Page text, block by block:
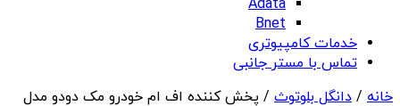
Adata
Bnet
خدمات کامپیوتری
تماس با مستر جانبی
خانه / دانگل بلوتوث / پخش کننده اف ام خودرو مک دودو مدل